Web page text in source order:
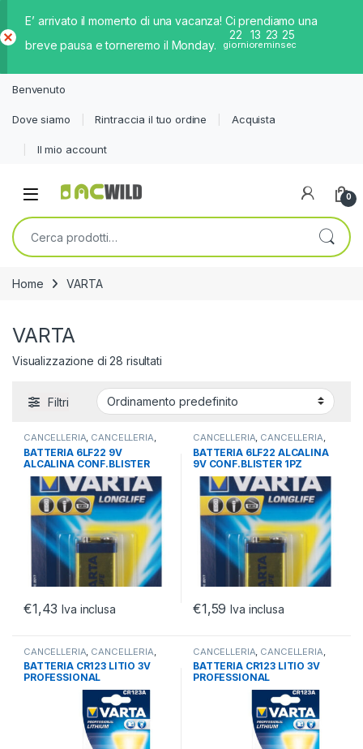
E’ arrivato il momento di una vacanza! Ci prendiamo una
breve pausa e torneremo il Monday.
22
giorni
13
ore
23
min
24
sec
iud
Benvenuto
Dove siamo Rintraccia il tuo ordine Acquista
Il mio account
0
Cerca:
Home VARTA
VARTA
Visualizzazione di 28 risultati
Filtri
CANCELLERIA, CANCELLERIA,
OFFICE
BATTERIA 6LF22 9V
ALCALINA CONF.BLISTER
1PZ
€1,43 Iva inclusa
CANCELLERIA, CANCELLERIA,
OFFICE
BATTERIA 6LF22 ALCALINA
9V CONF.BLISTER 1PZ
€1,59 Iva inclusa
CANCELLERIA CANCELLERIA
OFFICE
BATTERIA CR123 LITIO 3V
PROFESSIONAL
CANCELLERIA CANCELLERIA
OFFICE
BATTERIA CR123 LITIO 3V
PROFESSIONAL